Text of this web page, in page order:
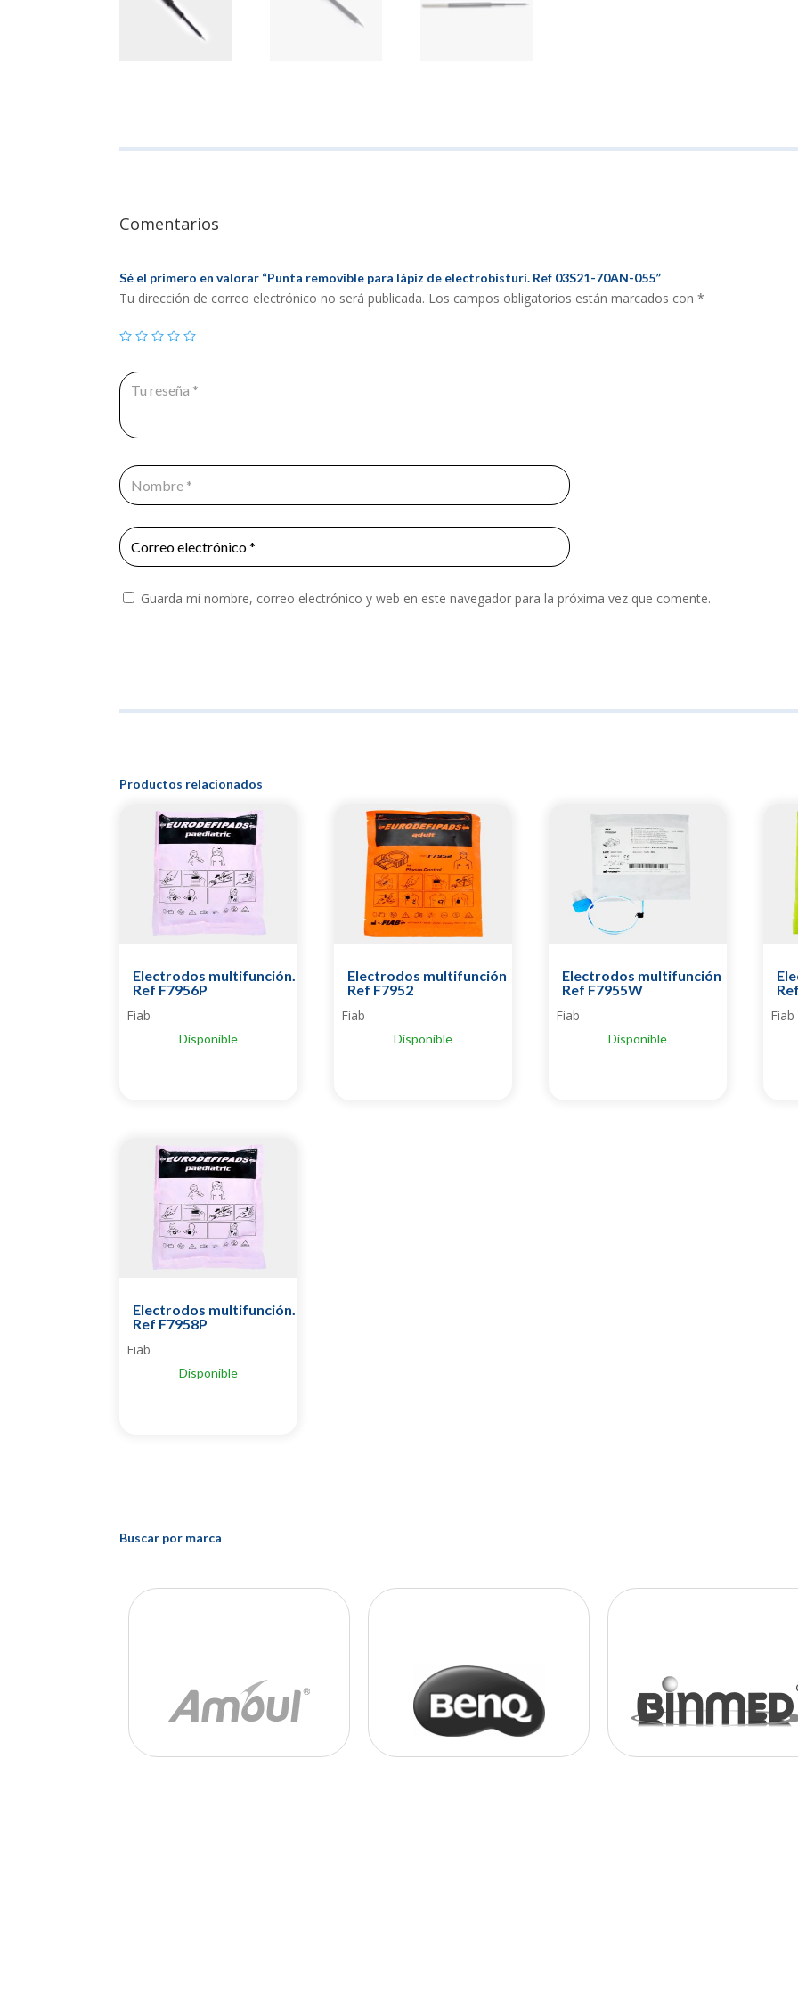
Comentarios
Sé el primero en valorar “Punta removible para lápiz de electrobisturí. Ref 03S21-70AN-055”
Tu dirección de correo electrónico no será publicada. Los campos obligatorios están marcados con*
Guarda mi nombre, correo electrónico y web en este navegador para la próxima vez que comente.
Productos relacionados
Electrodos multifunción.
Ref F7956P
Fiab
Disponible
Electrodos multifunción
Ref F7952
Fiab
Disponible
Electrodos multifunción
Ref F7955W
Fiab
Disponible
Fiab
Electrodos multifunción.
Ref F7958P
Fiab
Disponible
Buscar por marca